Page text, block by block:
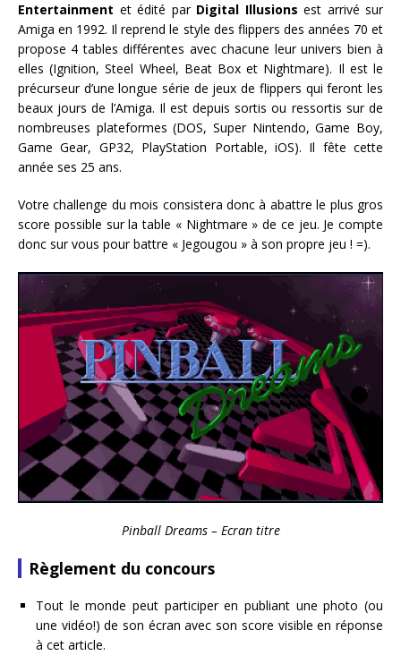
Entertainment et édité par Digital Illusions est arrivé sur
Amiga en 1992. Il reprend le style des flippers des années 70 et
propose 4 tables différentes avec chacune leur univers bien à
elles (Ignition, Steel Wheel, Beat Box et Nightmare). Il est le
précurseur d’une longue série de jeux de flippers qui feront les
beaux jours de l’Amiga. Il est depuis sortis ou ressortis sur de
nombreuses plateformes (DOS, Super Nintendo, Game Boy,
Game Gear, GP32, PlayStation Portable, iOS). Il fête cette
année ses 25 ans.
Votre challenge du mois consistera donc à abattre le plus gros
score possible sur la table « Nightmare » de ce jeu. Je compte
donc sur vous pour battre « Jegougou » à son propre jeu ! =).
Pinball Dreams – Ecran titre
Règlement du concours
Tout le monde peut participer en publiant une photo (ou
une vidéo!) de son écran avec son score visible en réponse
à cet article.